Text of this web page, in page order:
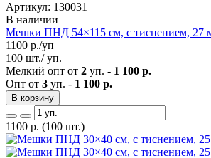
Артикул: 130031
В наличии
Мешки ПНД 54×115 см, с тиснением, 27
1100 р./уп
100 шт./ уп.
Мелкий опт от 2 уп. - 1 100 р.
Опт от 3 уп. - 1 100 р.
В корзину
1100 р. (100 шт.)